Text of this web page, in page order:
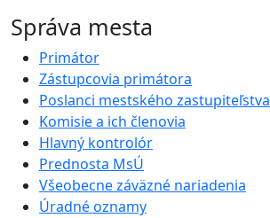
Správa mesta
Primátor
Zástupcovia primátora
Poslanci mestského zastupiteľstva
Komisie a ich členovia
Hlavný kontrolór
Prednosta MsÚ
Všeobecne záväzné nariadenia
Úradné oznamy